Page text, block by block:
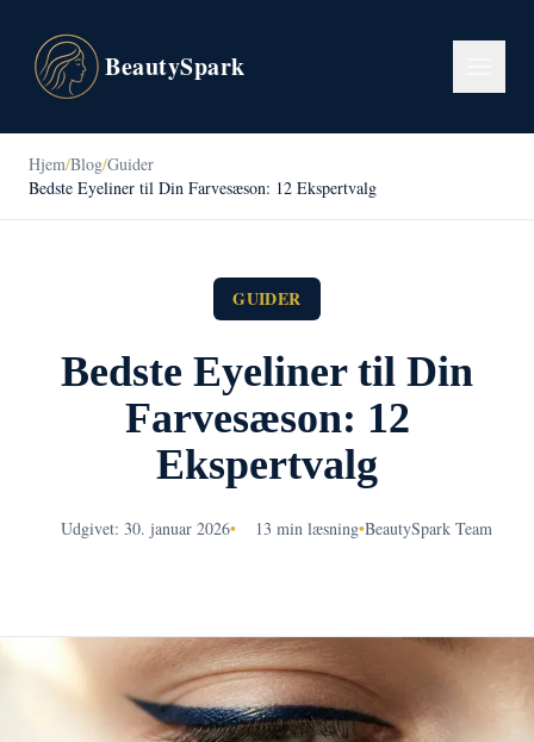
BeautySpark
Hjem/Blog/Guider
Bedste Eyeliner til Din Farvesæson: 12 Ekspertvalg
GUIDER
Bedste Eyeliner til Din
Farvesæson: 12
Ekspertvalg
Udgivet: 30. januar 2026• 13 min læsning•BeautySpark Team